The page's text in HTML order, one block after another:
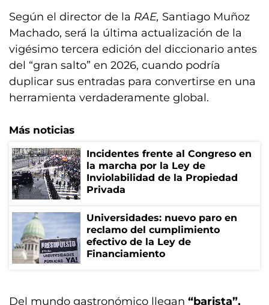
Según el director de la RAE, Santiago Muñoz
Machado, será la última actualización de la
vigésimo tercera edición del diccionario antes
del “gran salto” en 2026, cuando podría
duplicar sus entradas para convertirse en una
herramienta verdaderamente global.
Más noticias
Incidentes frente al Congreso en
la marcha por la Ley de
Inviolabilidad de la Propiedad
Privada
Universidades: nuevo paro en
reclamo del cumplimiento
efectivo de la Ley de
Financiamiento
Del mundo gastronómico llegan “barista”,